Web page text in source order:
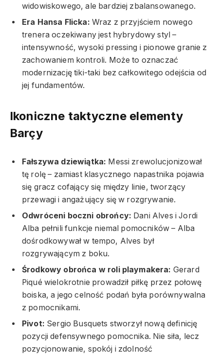
widowiskowego, ale bardziej zbalansowanego.
Era Hansa Flicka: Wraz z przyjściem nowego
trenera oczekiwany jest hybrydowy styl –
intensywność, wysoki pressing i pionowe granie z
zachowaniem kontroli. Może to oznaczać
modernizację tiki-taki bez całkowitego odejścia od
jej fundamentów.
Ikoniczne taktyczne elementy
Barçy
Fałszywa dziewiątka: Messi zrewolucjonizował
tę rolę – zamiast klasycznego napastnika pojawia
się gracz cofający się między linie, tworzący
przewagi i angażujący się w rozgrywanie.
Odwróceni boczni obrońcy: Dani Alves i Jordi
Alba pełnili funkcje niemal pomocników – Alba
dośrodkowywał w tempo, Alves był
rozgrywającym z boku.
Środkowy obrońca w roli playmakera: Gerard
Piqué wielokrotnie prowadził piłkę przez połowę
boiska, a jego celność podań była porównywalna
z pomocnikami.
Pivot: Sergio Busquets stworzył nową definicję
pozycji defensywnego pomocnika. Nie siła, lecz
pozycjonowanie, spokój i zdolność